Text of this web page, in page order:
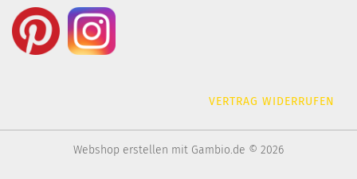
VERTRAG WIDERRUFEN
Webshop erstellen mit Gambio.de © 2026